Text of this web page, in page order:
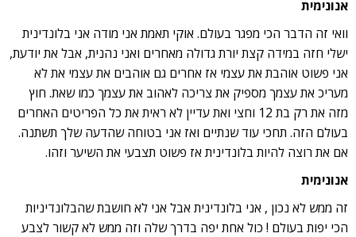
אנונימית
וואי זה הדבר הכי מפגר בעולם. אוקי תאמת אני מודה אני בלונדינית
ישלי חזה במידה קצת יורת גדולה מאחרים ואני נהנית, אבל את יודעת,
אני פשוט אוהבת את עצמי אז אחרים גם אוהבים את עצמי את לא
מעריכ את עצמך מספיק את צריכה לאהוב את עצמך כמו שאת. חוץ
מזה את רק בת 12 וחצי ואת עדיין לא ראית את כל הפריטים האחרים
בעולם הזה. תחכי עוד שנתיים ואז אני בטוחה שהדעה שלך תשתנה.
אם את רוצה להיות בלונדינית אז פשוט תצבעי את השיער וזהו.
אנונימית
זה ממש לא נכון , אני בלונדינית אבל אני לא חושבת שהבלונדיניות
הכי יפות בעולם ! כול אחת יפה בדרך שלה וזה ממש לא קשור לצבע